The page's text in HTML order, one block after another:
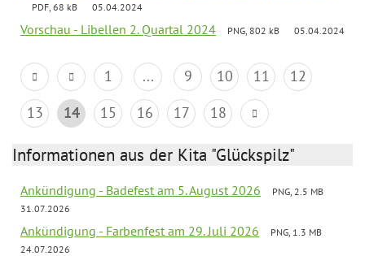
PDF, 68 kB 05.04.2024
Vorschau - Libellen 2. Quartal 2024 PNG, 802 kB 05.04.2024
1 ... 9 10 11
12
13
14 15 16 17 18
Informationen aus der Kita "Glückspilz"
Ankündigung - Badefest am 5. August 2026
PNG, 2.5 MB
31.07.2026
Ankündigung - Farbenfest am 29. Juli 2026
PNG, 1.3 MB
24.07.2026